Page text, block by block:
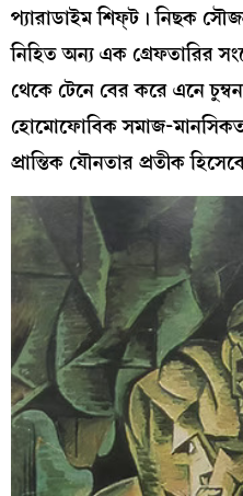
প্যারাডাইম শিফ্‌ট। নিছক
নিহিত অন্য এক গ্রেফতারির
থেকে টেনে বের করে এনে
হোমোফোবিক সমাজ-
প্রান্তিক যৌনতার প্রতীক